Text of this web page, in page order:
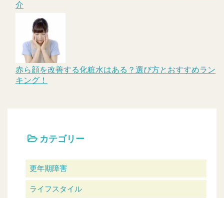
介
赤ら顔を改善する化粧水はある？選び方とおすすめラン
キング！
カテゴリー
更年期障害
ライフスタイル